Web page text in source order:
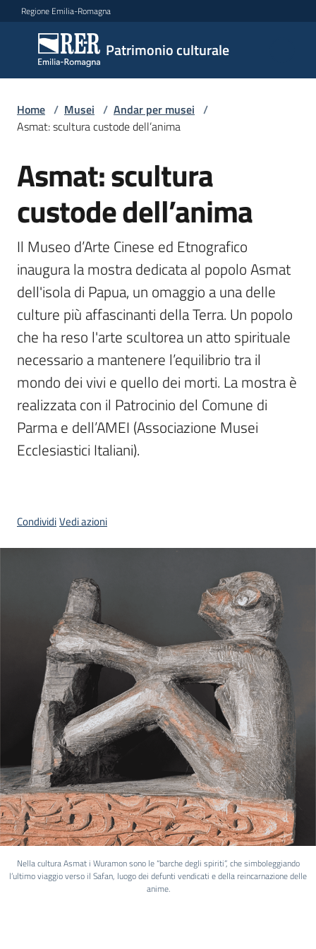
Vai al contenuto
Vai alla navigazione
Vai al footer
Regione Emilia-Romagna
Patrimonio culturale
Patrimonio
culturale
Argomenti
Novità
Servizi
Leggi
Atti
Bandi
Piani
Programmi
Progetti
Home / Musei / Andar per musei /
Asmat: scultura custode dell’anima
Salta al contenuto
Asmat: scultura
custode dell’anima
Il Museo d’Arte Cinese ed Etnografico
inaugura la mostra dedicata al popolo Asmat
dell'isola di Papua, un omaggio a una delle
culture più affascinanti della Terra. Un popolo
che ha reso l'arte scultorea un atto spirituale
necessario a mantenere l’equilibrio tra il
mondo dei vivi e quello dei morti. La mostra è
realizzata con il Patrocinio del Comune di
Parma e dell’AMEI (Associazione Musei
Ecclesiastici Italiani).
CondividiVedi azioni
Nella cultura Asmat i Wuramon sono le “barche degli spiriti”, che simboleggiando
l’ultimo viaggio verso il Safan, luogo dei defunti vendicati e della reincarnazione delle
anime.